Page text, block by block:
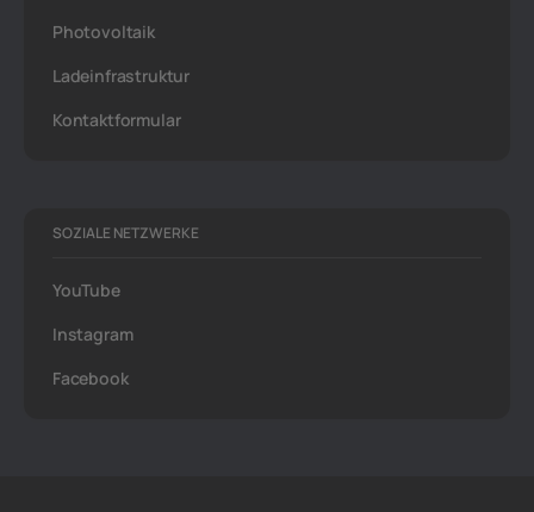
Photovoltaik
Ladeinfrastruktur
Kontaktformular
SOZIALE NETZWERKE
YouTube
Instagram
Facebook